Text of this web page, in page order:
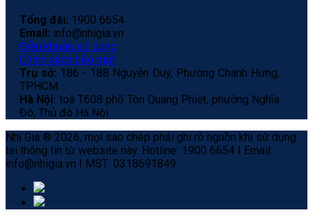
Tổng đài: 1900 6654
Email: info@nhigia.vn
Điều khoản sử dụng
Chính sách bảo mật
Trụ sở: 186 - 188 Nguyễn Duy, Phường Chánh Hưng,
TP.HCM.
Hà Nội: toà T608 phố Tôn Quang Phiệt, phường Nghĩa
Đô, Thủ đô Hà Nội.
Nhị Gia ® 2026, mọi sao chép phải ghi rõ nguồn khi sử dụng
lại thông tin từ website này. Hotline: 1900 6654 I Email:
info@nhigia.vn I MST: 0318691849